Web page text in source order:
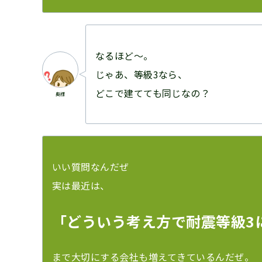
奥様
なるほど〜。
じゃあ、等級3なら、
どこで建てても同じなの？
いい質問なんだぜ
実は最近は、
「どういう考え方で耐震等級3
まで大切にする会社も増えてきているんだぜ。